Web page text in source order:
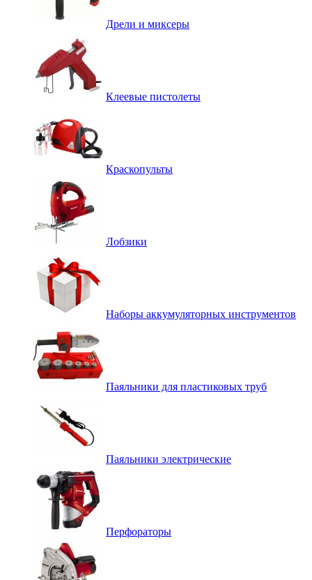
Дрели и миксеры
Клеевые пистолеты
Краскопульты
Лобзики
Наборы аккумуляторных инструментов
Паяльники для пластиковых труб
Паяльники электрические
Перфораторы